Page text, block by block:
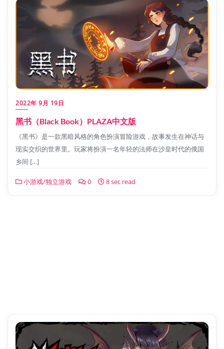
2022年 9月 19日
黑书（Black Book）PLAZA中文版
《黑书》是一款黑暗风格的角色扮演冒险游戏，故事发生在神话与
现实交织的世界里。玩家将扮演一名年轻的法师在沙皇时代的俄国
乡间 […]
小游戏/独立游戏 0 8 sec read